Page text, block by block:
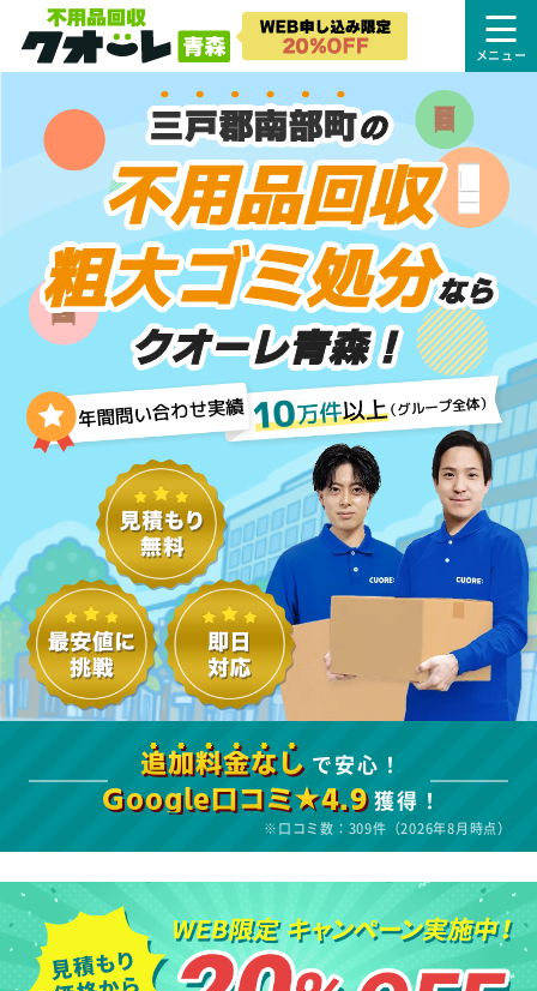
三戸郡南部町の
不用品回収
粗大ゴミ処分なら
クオーレ青森！
追加料金なし で安心！
Google口コミ★4.9 獲得！
※口コミ数：309件（2026年8月時点）